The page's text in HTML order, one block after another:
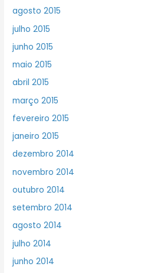
agosto 2015
julho 2015
junho 2015
maio 2015
abril 2015
março 2015
fevereiro 2015
janeiro 2015
dezembro 2014
novembro 2014
outubro 2014
setembro 2014
agosto 2014
julho 2014
junho 2014